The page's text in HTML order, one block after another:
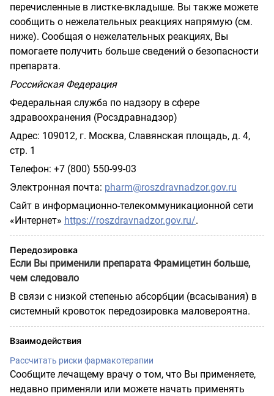
перечисленные в листке-вкладыше. Вы также можете
сообщить о нежелательных реакциях напрямую (см.
ниже). Сообщая о нежелательных реакциях, Вы
помогаете получить больше сведений о безопасности
препарата.
Российская Федерация
Федеральная служба по надзору в сфере
здравоохранения (Росздравнадзор)
Адрес: 109012, г. Москва, Славянская площадь, д. 4,
стр. 1
Телефон: +7 (800) 550-99-03
Электронная почта: pharm@roszdravnadzor.gov.ru
Сайт в информационно-телекоммуникационной сети
«Интернет» https://roszdravnadzor.gov.ru/.
Передозировка
Если Вы применили препарата Фрамицетин больше,
чем следовало
В связи с низкой степенью абсорбции (всасывания) в
системный кровоток передозировка маловероятна.
Взаимодействия
Рассчитать риски фармакотерапии
Сообщите лечащему врачу о том, что Вы применяете,
недавно применяли или можете начать применять